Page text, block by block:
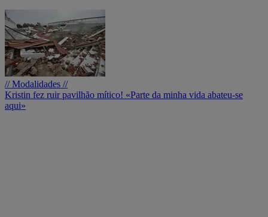
// Modalidades //
Kristin fez ruir pavilhão mítico! «Parte da minha vida abateu-se
aqui»